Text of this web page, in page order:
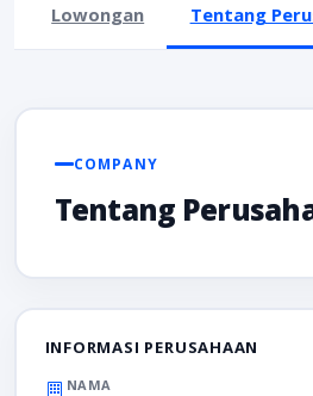
Lowongan Tentang
COMPANY
Tentang
INFORMASI PERUSAHAAN
NAMA